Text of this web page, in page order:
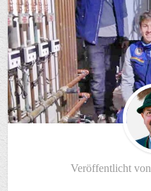
Veröffentlicht von